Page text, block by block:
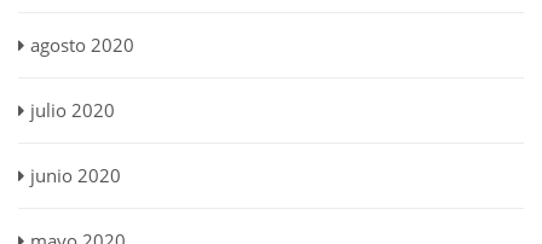
agosto 2020
julio 2020
junio 2020